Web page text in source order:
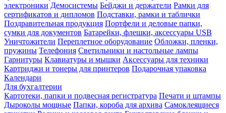
электроники Демосистемы Бейджи и держатели Рамки для
сертификатов и дипломов Подставки, рамки и таблички
Поздравительная продукция Портфели и деловые папки,
сумки для документов Батарейки, флешки, аксессуары USB
Уничтожители Переплетное оборудование Обложки, пленки,
пружины Телефония Светильники и настольные лампы
Гарнитуры Клавиатуры и мышки Аксессуары для техники
Картриджи и тонеры для принтеров Подарочная упаковка
Календари
Для бухгалтерии
Картотеки, папки и подвесная регистратура Печати и штампы
Дыроколы мощные Папки, короба для архива Самоклеящиеся